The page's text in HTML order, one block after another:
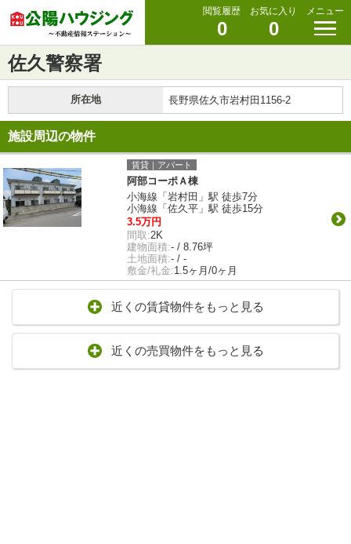
閲覧履歴
0
お気に入り
0
メニュー
佐久警察署
所在地 長野県佐久市岩村田1156-2
施設周辺の物件
賃貸｜アパート
阿部コーポＡ棟
小海線「岩村田」駅 徒歩7分
小海線「佐久平」駅 徒歩15分
3.5万円
間取:2K
建物面積:- / 8.76坪
土地面積:- / -
敷金/礼金:1.5ヶ月/0ヶ月
近くの賃貸物件をもっと見る
近くの売買物件をもっと見る